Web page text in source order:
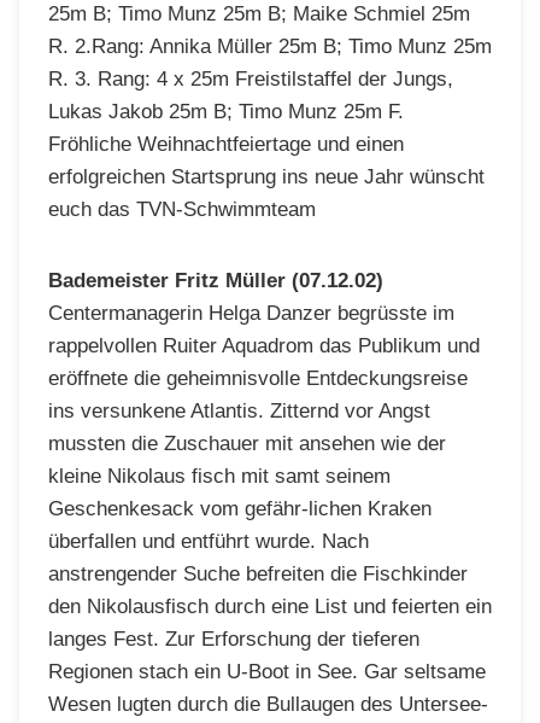
25m B; Timo Munz 25m B; Maike Schmiel 25m
R. 2.Rang: Annika Müller 25m B; Timo Munz 25m
R. 3. Rang: 4 x 25m Freistilstaffel der Jungs,
Lukas Jakob 25m B; Timo Munz 25m F.
Fröhliche Weihnachtfeiertage und einen
erfolgreichen Startsprung ins neue Jahr wünscht
euch das TVN-Schwimmteam
Bademeister Fritz Müller (07.12.02)
Centermanagerin Helga Danzer begrüsste im
rappelvollen Ruiter Aquadrom das Publikum und
eröffnete die geheimnisvolle Entdeckungsreise
ins versunkene Atlantis. Zitternd vor Angst
mussten die Zuschauer mit ansehen wie der
kleine Nikolaus fisch mit samt seinem
Geschenkesack vom gefähr-lichen Kraken
überfallen und entführt wurde. Nach
anstrengender Suche befreiten die Fischkinder
den Nikolausfisch durch eine List und feierten ein
langes Fest. Zur Erforschung der tieferen
Regionen stach ein U-Boot in See. Gar seltsame
Wesen lugten durch die Bullaugen des Untersee-